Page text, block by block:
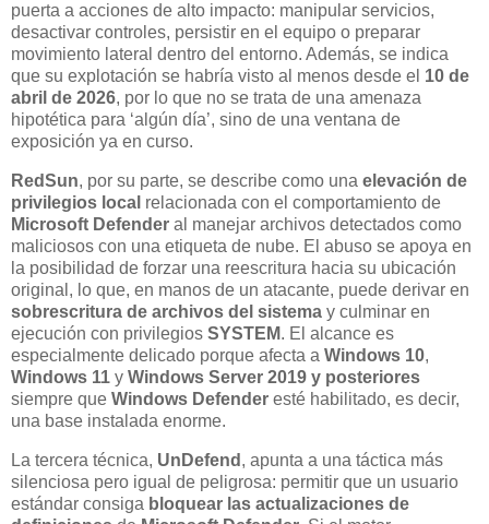
puerta a acciones de alto impacto: manipular servicios,
desactivar controles, persistir en el equipo o preparar
movimiento lateral dentro del entorno. Además, se indica
que su explotación se habría visto al menos desde el 10 de
abril de 2026, por lo que no se trata de una amenaza
hipotética para ‘algún día’, sino de una ventana de
exposición ya en curso.
RedSun, por su parte, se describe como una elevación de
privilegios local relacionada con el comportamiento de
Microsoft Defender al manejar archivos detectados como
maliciosos con una etiqueta de nube. El abuso se apoya en
la posibilidad de forzar una reescritura hacia su ubicación
original, lo que, en manos de un atacante, puede derivar en
sobrescritura de archivos del sistema y culminar en
ejecución con privilegios SYSTEM. El alcance es
especialmente delicado porque afecta a Windows 10,
Windows 11 y Windows Server 2019 y posteriores
siempre que Windows Defender esté habilitado, es decir,
una base instalada enorme.
La tercera técnica, UnDefend , apunta a una táctica más
silenciosa pero igual de peligrosa: permitir que un usuario
estándar consiga bloquear las actualizaciones de